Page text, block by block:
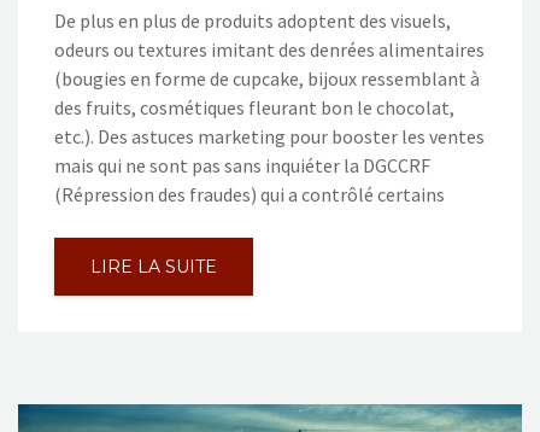
De plus en plus de produits adoptent des visuels,
odeurs ou textures imitant des denrées alimentaires
(bougies en forme de cupcake, bijoux ressemblant à
des fruits, cosmétiques fleurant bon le chocolat,
etc.). Des astuces marketing pour booster les ventes
mais qui ne sont pas sans inquiéter la DGCCRF
(Répression des fraudes) qui a contrôlé certains
LIRE LA SUITE